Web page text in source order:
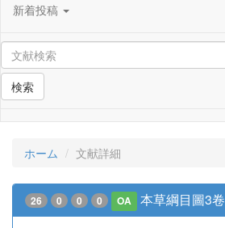
新着投稿
検索
ホーム 文献詳細
26 0 0 0 OA 本草綱目圖3卷